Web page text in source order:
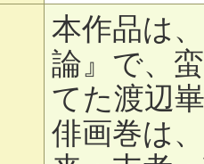
本作品は
論』で、
てた渡辺
俳画巻は